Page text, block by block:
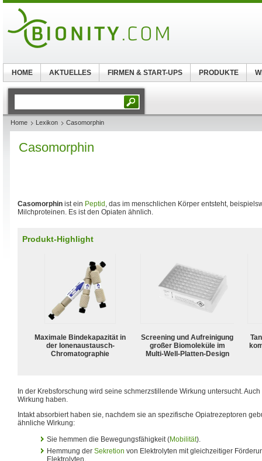
Home Lexikon Casomorphin
Casomorphin
Casomorphin ist ein Peptid , das im menschlichen Körper entsteht,
Milchproteinen. Es ist den Opiaten ähnlich.
Produkt-Highlight
Maximale Bindekapazität in
der Ionenaustausch-
Chromatographie
Screening und Aufreinigung
großer Biomoleküle im
Multi-Well-Platten-Design
In der Krebsforschung wird seine schmerzstillende Wirkung untersucht.
Wirkung haben.
Intakt absorbiert haben sie, nachdem sie an spezifische Opiatrezeptoren
ähnliche Wirkung:
Sie hemmen die Bewegungsfähigkeit (Mobilität).
Hemmung der Sekretion von Elektrolyten mit gleichzeitiger
Elektrolyten.
HOME AKTUELLES FIRMEN & START-UPS PRODUKTE